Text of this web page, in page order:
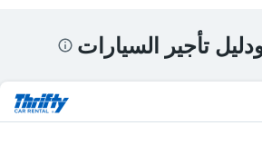
تأجير السيارات